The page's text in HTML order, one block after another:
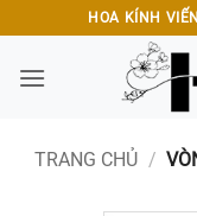
qua
nội
HOA KÍNH
TRANG CHỦ /